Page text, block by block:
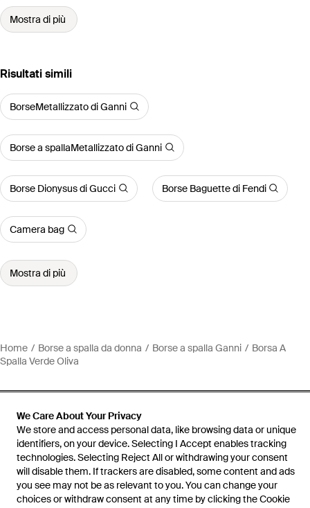
We Care About Your Privacy
We store and access personal data, like browsing data or unique
identifiers, on your device. Selecting I Accept enables tracking
technologies. Selecting Reject All or withdrawing your consent
will disable them. If trackers are disabled, some content and ads
you see may not be as relevant to you. You can change your
choices or withdraw consent at any time by clicking the Cookie
Mostra di più
Risultati simili
BorseMetallizzato di Ganni
Borse a spallaMetallizzato di Ganni
Borse Dionysus di Gucci Borse Baguette di Fendi
Camera bag
Mostra di più
Home Borse a spalla da donna Borse a spalla Ganni
Borsa A
Spalla Verde Oliva
Assistenza e info